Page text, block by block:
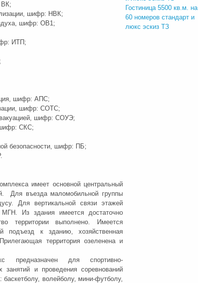
шифр: НВК;
шифр: ОВ1;
ИТП;
шифр: АПС;
шифр: СОТС;
шифр: СОУЭ;
СКС;
безопасности, шифр: ПБ;
имеет основной центральный
Для въезда маломобильной группы
Для вертикальной связи этажей
Из здания имеется достаточно
территории выполнено. Имеется
подъезд к зданию, хозяйственная
территория озеленена и
предназначен для спортивно-
занятий и проведения соревнований
волейболу, мини-футболу,
Гостиница 5500 кв.м. на
60 номеров стандарт и
люкс эскиз ТЗ